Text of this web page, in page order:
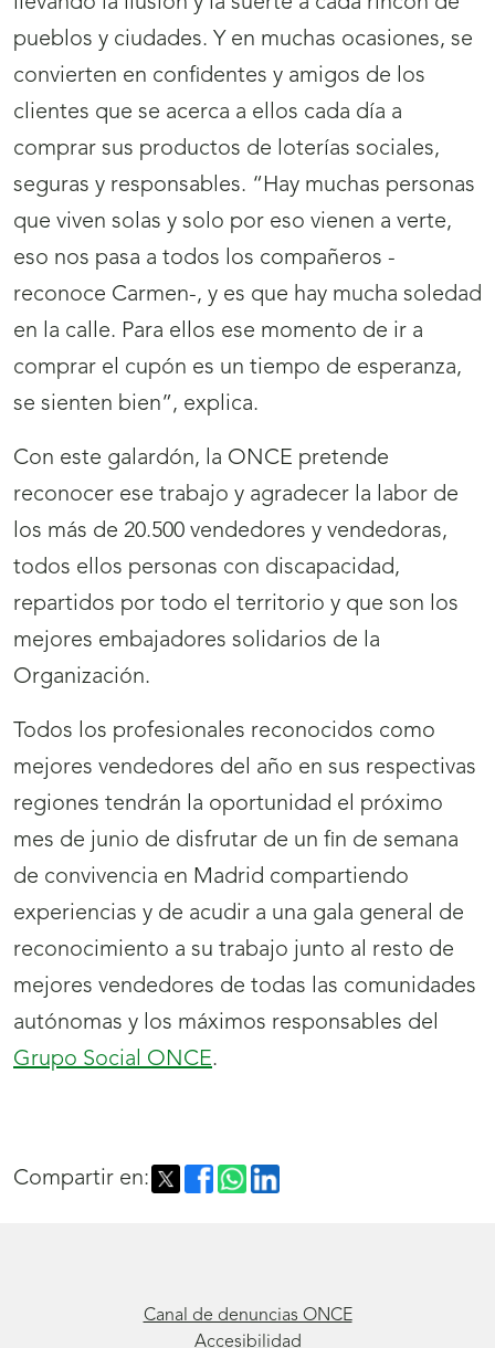
pueblos y ciudades. Y en muchas ocasiones, se
convierten en confidentes y amigos de los
clientes que se acerca a ellos cada día a
comprar sus productos de loterías sociales,
seguras y responsables. “Hay muchas personas
que viven solas y solo por eso vienen a verte,
eso nos pasa a todos los compañeros -
reconoce Carmen-, y es que hay mucha soledad
en la calle. Para ellos ese momento de ir a
comprar el cupón es un tiempo de esperanza,
se sienten bien”, explica.
Con este galardón, la ONCE pretende
reconocer ese trabajo y agradecer la labor de
los más de 20.500 vendedores y vendedoras,
todos ellos personas con discapacidad,
repartidos por todo el territorio y que son los
mejores embajadores solidarios de la
Organización.
Todos los profesionales reconocidos como
mejores vendedores del año en sus respectivas
regiones tendrán la oportunidad el próximo
mes de junio de disfrutar de un fin de semana
de convivencia en Madrid compartiendo
experiencias y de acudir a una gala general de
reconocimiento a su trabajo junto al resto de
mejores vendedores de todas las comunidades
autónomas y los máximos responsables del
Grupo Social ONCE.
Compartir en:
Canal de denuncias ONCE
Accesibilidad